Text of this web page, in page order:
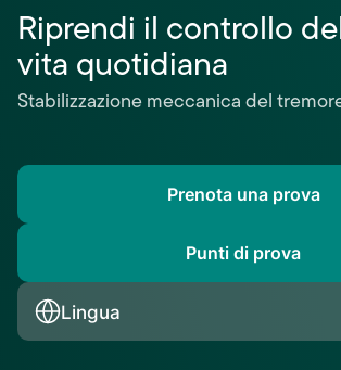
Riprendi il controllo
vita quotidiana
Stabilizzazione meccanica del
Prenota una prova
Punti di prova
Lingua